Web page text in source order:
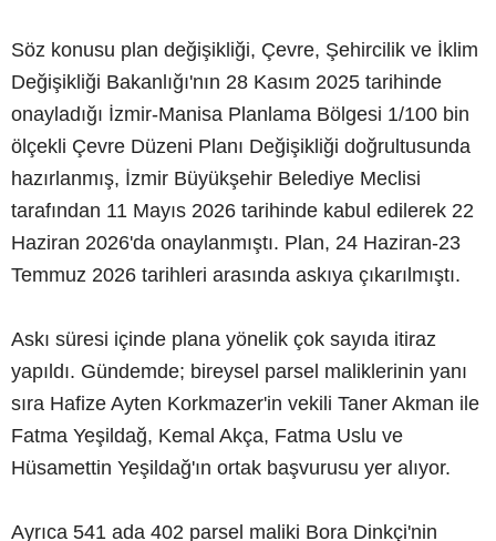
Söz konusu plan değişikliği, Çevre, Şehircilik ve İklim
Değişikliği Bakanlığı'nın 28 Kasım 2025 tarihinde
onayladığı İzmir-Manisa Planlama Bölgesi 1/100 bin
ölçekli Çevre Düzeni Planı Değişikliği doğrultusunda
hazırlanmış, İzmir Büyükşehir Belediye Meclisi
tarafından 11 Mayıs 2026 tarihinde kabul edilerek 22
Haziran 2026'da onaylanmıştı. Plan, 24 Haziran-23
Temmuz 2026 tarihleri arasında askıya çıkarılmıştı.
Askı süresi içinde plana yönelik çok sayıda itiraz
yapıldı. Gündemde; bireysel parsel maliklerinin yanı
sıra Hafize Ayten Korkmazer'in vekili Taner Akman ile
Fatma Yeşildağ, Kemal Akça, Fatma Uslu ve
Hüsamettin Yeşildağ'ın ortak başvurusu yer alıyor.
Ayrıca 541 ada 402 parsel maliki Bora Dinkçi'nin